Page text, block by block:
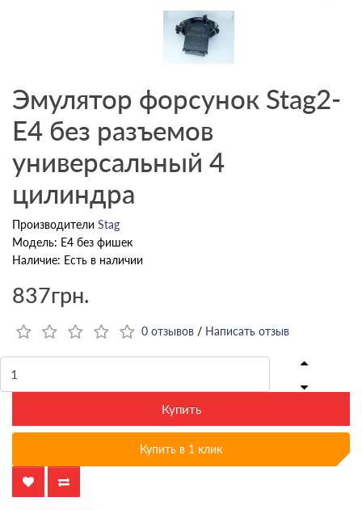
Эмулятор форсунок Stag2-
E4 без разъемов
универсальный 4
цилиндра
Производители Stag
Модель: E4 без фишек
Наличие: Есть в наличии
837грн.
0 отзывов / Написать отзыв
Купить
Купить в 1 клик